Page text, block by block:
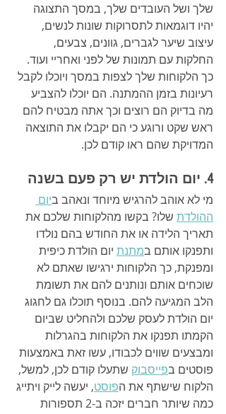
שלך ושל העובדים שלך, במסך התצוגה
יהיו דוגמאות לתסרוקות שונות לנשים,
עיצוב שיער לגברים, גוונים, צבעים,
החלקות עם תמונות של לפני ואחריי ועוד.
כך הלקוחות שלך לצפות במסך ויוכלו לקבל
רעיונות בזמן ההמתנה. הם יוכלו להצביע
מה בדיוק הם רוצים וכך אתה מבטיח להם
ראש שקט ורוגע כי הם יקבלו את התוצאה
המדויקת שהם ראו קודם לכן.
4. יום הולדת יש רק פעם בשנה
מי לא אוהב להרגיש מיוחד ונאהב ביום
ההולדת שלו? בקשו מהלקוחות שלכם את
תאריך הלידה או את החודש בהם נולדו
ותפנקו אותם במתנת יום הולדת כיפית
ומפנקת, כך הלקוחות ירגישו שאתם לא
שוכחים אותם ונותנים להם את תשומת
הלב המגיעה להם. בנוסף תוכלו גם לחגוג
יום הולדת לעסק שלכם ולהחליט שביום
הקמתו תפנקו את הלקוחות בהגרלות
ומבצעים שווים לכבודו, עשו זאת באמצעות
פוסטים בפייסבוק שתעלו קודם לכן, למשל,
הלקוח שישתף את הפוסט, יעשה לייק ויתייג
כמה שיותר חברים יזכה ב-2 תספורות